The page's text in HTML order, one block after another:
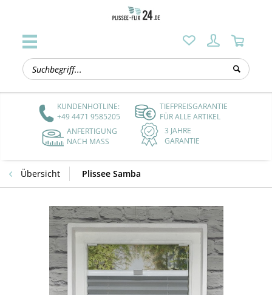
KUNDENHOTLINE:
+49 4471 9585205
TIEFPREISGARANTIE
FÜR ALLE ARTIKEL
ANFERTIGUNG
NACH MASS
3 JAHRE
GARANTIE
Übersicht Plissee Samba